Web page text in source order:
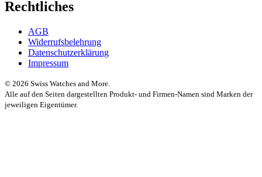
Rechtliches
AGB
Widerrufsbelehrung
Datenschutzerklärung
Impressum
© 2026 Swiss Watches and More.
Alle auf den Seiten dargestellten Produkt- und Firmen-Namen sind Marken der
jeweiligen Eigentümer.